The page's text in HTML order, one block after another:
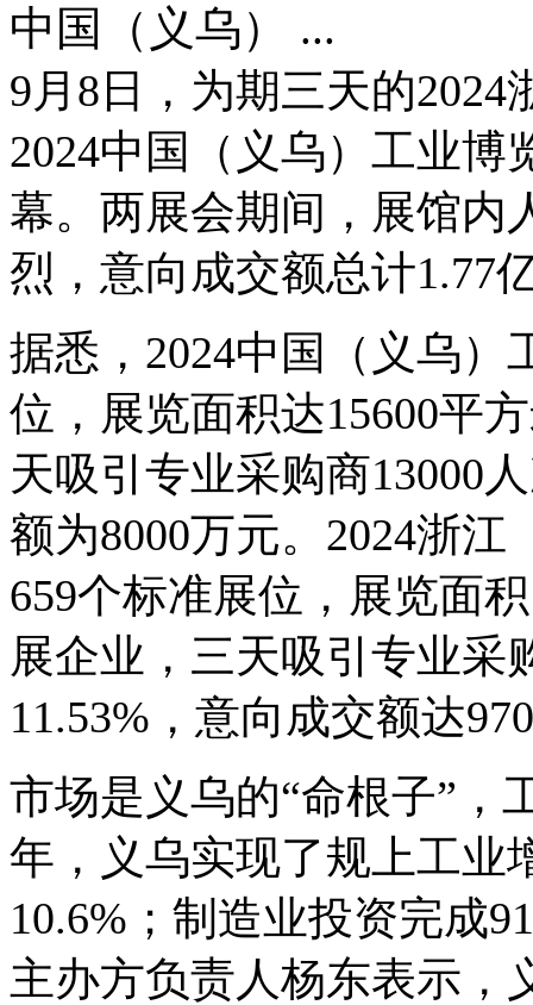
中国（义乌） ...
9月8日，为期三天的
2024中国（义乌）工业
幕。两展会期间，展馆内
烈，意向成交额总计1.77
据悉，2024中国（义乌）
位，展览面积达15600平
天吸引专业采购商13000
额为8000万元。2024浙
659个标准展位，展览面
展企业，三天吸引专业采
11.53%，意向成交额达
市场是义乌的“命根子”，
年，义乌实现了规上工业
10.6%；制造业投资完成
主办方负责人杨东表示，